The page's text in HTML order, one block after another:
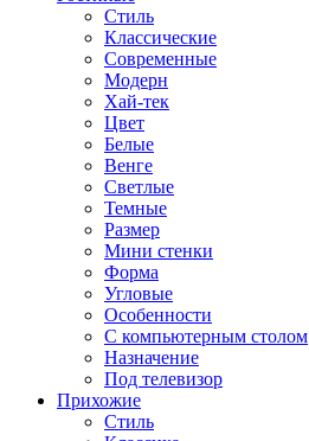
Стиль
Классические
Современные
Модерн
Хай-тек
Цвет
Белые
Венге
Светлые
Темные
Размер
Мини стенки
Форма
Угловые
Особенности
С компьютерным столом
Назначение
Под телевизор
Прихожие
Стиль